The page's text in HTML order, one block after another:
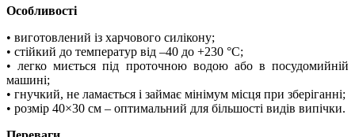
Особливості
• виготовлений із харчового силікону;
• стійкий до температур від –40 до +230 °C;
• легко миється під проточною водою або в посудомийній
машині;
• гнучкий, не ламається і займає мінімум місця при зберіганні;
• розмір 40×30 см – оптимальний для більшості видів випічки.